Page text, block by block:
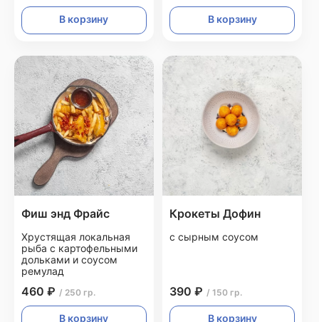
В корзину В корзину
Фиш энд Фрайс
Хрустящая локальная
рыба с картофельными
дольками и соусом
ремулад
460 ₽ / 250 гр.
В корзину
Крокеты Дофин
с сырным соусом
390 ₽ / 150 гр.
В корзину